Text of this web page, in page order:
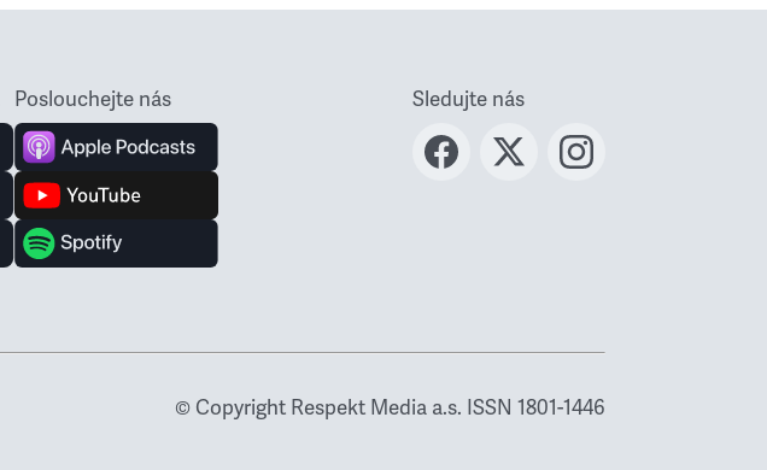
Poslouchejte nás Sledujte nás
© Copyright Respekt Media a.s. ISSN 1801-1446